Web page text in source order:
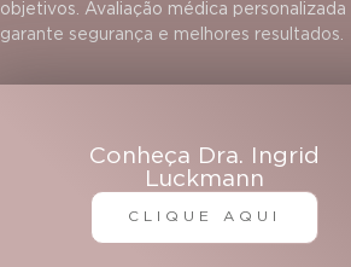
objetivos. Avaliação médica personalizada
garante segurança e melhores resultados.
Conheça Dra. Ingrid
Luckmann
CLIQUE AQUI